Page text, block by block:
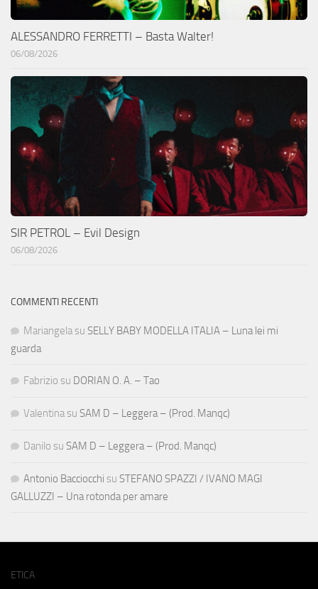
ALESSANDRO FERRETTI – Basta Walter!
06/08/2026
SIR PETROL – Evil Design
06/08/2026
COMMENTI RECENTI
Mariangela su SELLY BABY MODELLA ITALIA – Luna lei mi
guarda
Fabrizio su DORIAN O. A. – Tao
Valentina su SAM D – Leggera – (Prod. Manqc)
Danilo su SAM D – Leggera – (Prod. Manqc)
Antonio Bacciocchi su STEFANO SPAZZI / IVANO MAGI
GALLUZZI – Una rotonda per amare
ETICA